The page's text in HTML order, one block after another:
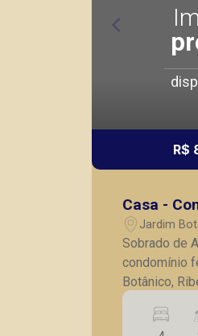
R$
Casa -
Jardim
Sobrado de
condomínio
Botânico,
maravilhoso,
ambientes